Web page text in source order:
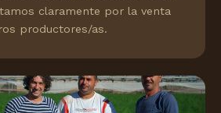
claramente por la venta
productores/as.